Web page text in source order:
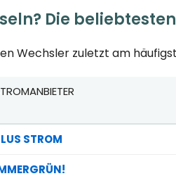
Die
Wechsler zuletzt am
Anbieterwechsel;
STROM